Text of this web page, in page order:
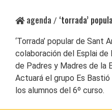
agenda / ‘torrada’
‘Torrada’ popular de Sant
colaboración del Esplai de
de Padres y Madres de la
Actuará el grupo Es
los alumnos del 6º curso.